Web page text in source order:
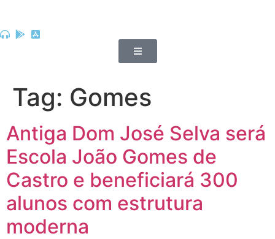
Tag: Gomes
Antiga Dom José Selva será
Escola João Gomes de
Castro e beneficiará 300
alunos com estrutura
moderna